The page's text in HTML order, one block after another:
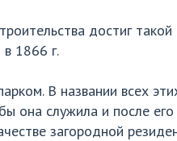
достиг
1866 г.
В названии всех
она служила и после
загородной